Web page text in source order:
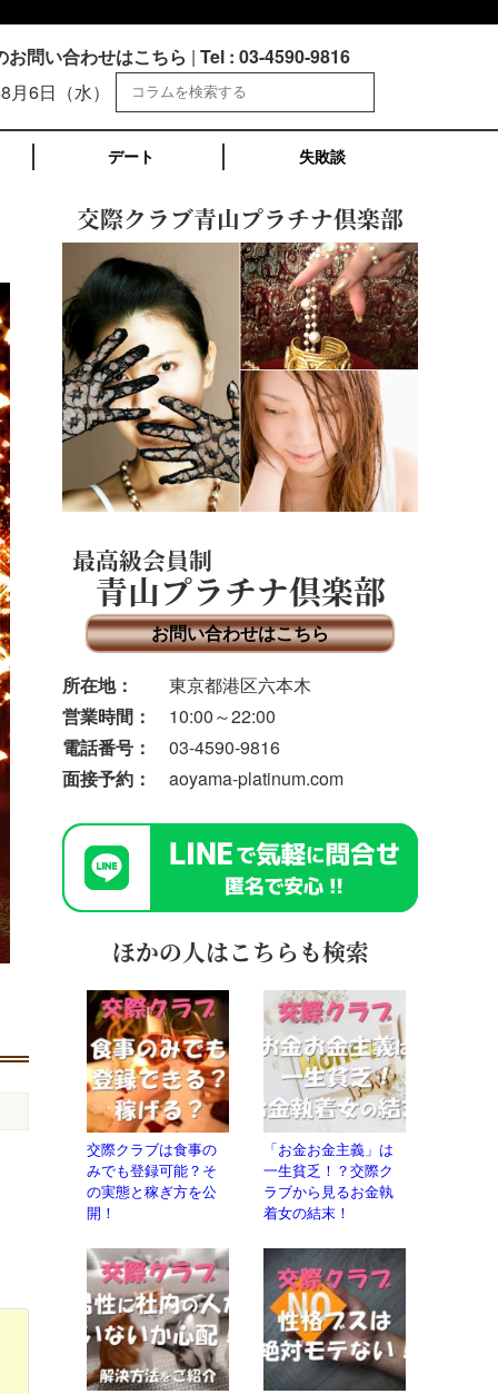
お問い合わせはこちら | Tel : 03-4590-9816
月6日（水）
デート 失敗談
交際クラブ青山プラチナ倶楽部
最高級会員制
青山プラチナ倶楽部
お問い合わせはこちら
所在地：
東京都港区六本木
営業時間：
10:00～22:00
電話番号：
03-4590-9816
面接予約：
aoyama-platinum.com
ほかの人はこちらも検索
交際クラブは食事の
みでも登録可能？そ
の実態と稼ぎ方を公
開！
「お金お金主義」は
一生貧乏！？交際ク
ラブから見るお金執
着女の結末！